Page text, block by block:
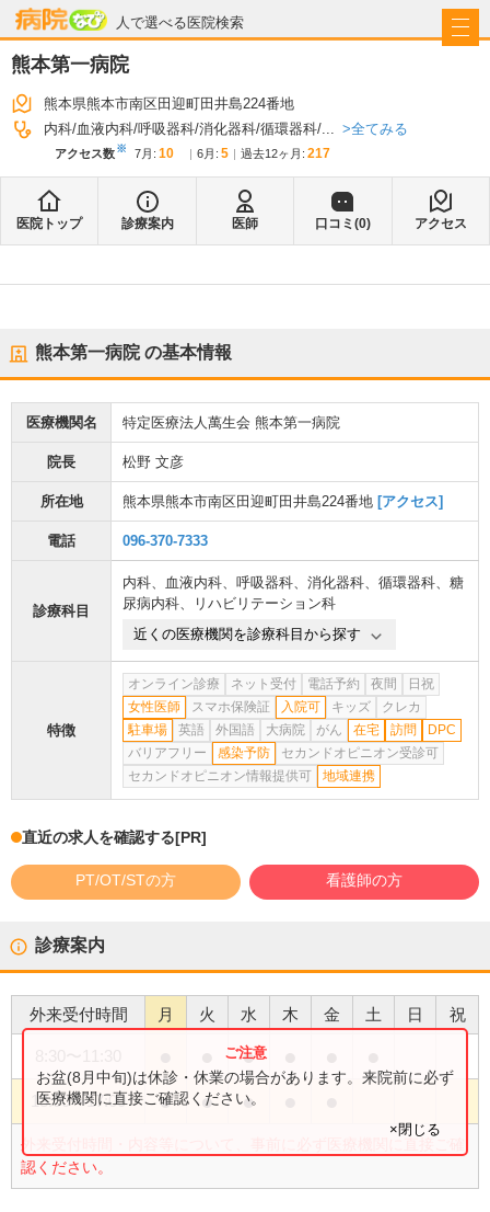
人で選べる医院検索
病院なび
熊本第一病院
熊本県熊本市南区田迎町田井島224番地
内科 血液内科 呼吸器科 消化器科 循環器科 ... 全てみる
アクセス数※ 7月 : 10 6月 : 5 過去12ヶ月: 217
医院トップ 診療案内 医師 口コミ(0) アクセス
熊本第一病院の基本情報
医療機関名 特定医療法人萬生会 熊本第一病院
院長 松野 文彦
所在地 熊本県熊本市南区田迎町田井島224番地 [アクセス]
電話 096-370-7333
診療科目
内科、 血液内科、 呼吸器科、 消化器科、 循環器科、 糖
尿病内科、
リハビリテーション科
近くの医療機関を診療科目から探す
特徴
オンライン診療 ネット受付 電話予約 夜間
日祝
女性医師
スマホ保険証 入院可 キッズ
クレカ
駐車場
英語 外国語 大病院 がん 在宅 訪問
DPC
バリアフリー
感染予防
セカンドオピニオン受診可
セカンドオピニオン情報提供可
地域連携
直近の求人を確認する[PR]
PT/OT/STの方 看護師の方
診療案内
外来受付時間 月 火 水 木 金 土 日 祝
●
13:00〜17:00 ● ● ●
外来受付時間・内容等について、事前に必ず医療機関に直接ご確
認ください。
お盆(8月中旬)は休診・休業の場合があります。来院前に必ず
医療機関に直接ご確認ください。
×閉じる